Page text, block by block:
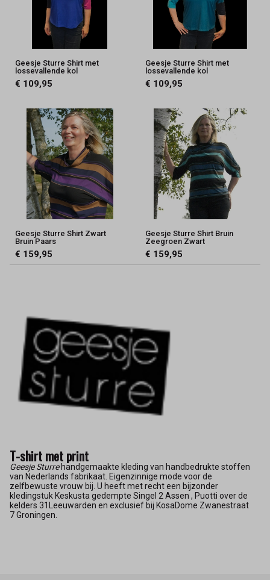
Geesje Sturre Shirt met
lossevallende kol
€ 109,95
Geesje Sturre Shirt met
lossevallende kol
€ 109,95
Geesje Sturre Shirt Zwart
Bruin Paars
€ 159,95
Geesje Sturre Shirt Bruin
Zeegroen Zwart
€ 159,95
T-shirt met print
Geesje Sturrehandgemaakte kleding van handbedrukte stoffen
van Nederlands fabrikaat. Eigenzinnige mode voor de
zelfbewuste vrouw bij. U heeft met recht een bijzonder
kledingstuk Keskusta gedempte Singel 2 Assen , Puotti over de
kelders 31Leeuwarden en exclusief bij KosaDome Zwanestraat
7 Groningen.